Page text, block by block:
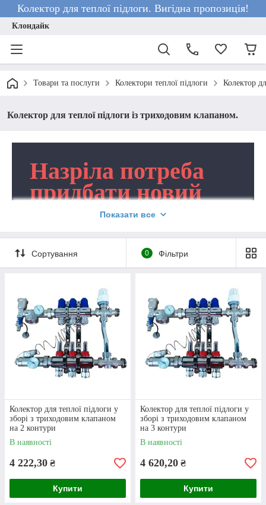
Колектор для теплої підлоги. Вигідна пропозиція!
Клондайк
Товари та послуги Колектори теплої підлоги Колектор
Колектор для теплої підлоги із триходовим клапаном.
Назріла потреба
придбати новий
колектор для
теплої підлоги із
триходовим
клапаном через
несправність
попереднього?
Знайти потрібну модель пристрою
можна на сайті компанії
“Клондайк”.
З 2006 року наша команда займається продажем
усіх необхідних для організації водопостачання та
водовідведення товарів. Ми пропонуємо
гарантійному обслуговуванню.
Приступити до вибору
Показати все
Сортування 0 Фільтри
Колектор для теплої підлоги у
зборі з триходовим клапаном
на 2 контури
В наявності
4 222,30 ₴
Купити
Колектор для теплої підлоги у
зборі з триходовим клапаном
на 3 контури
В наявності
4 620,20 ₴
Купити